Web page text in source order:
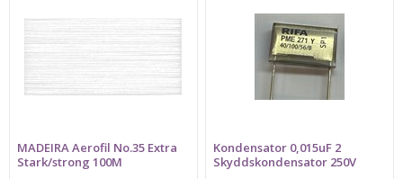
MADEIRA Aerofil No.35 Extra
Stark/strong 100M
Kondensator 0,015uF 2
Skyddskondensator 250V